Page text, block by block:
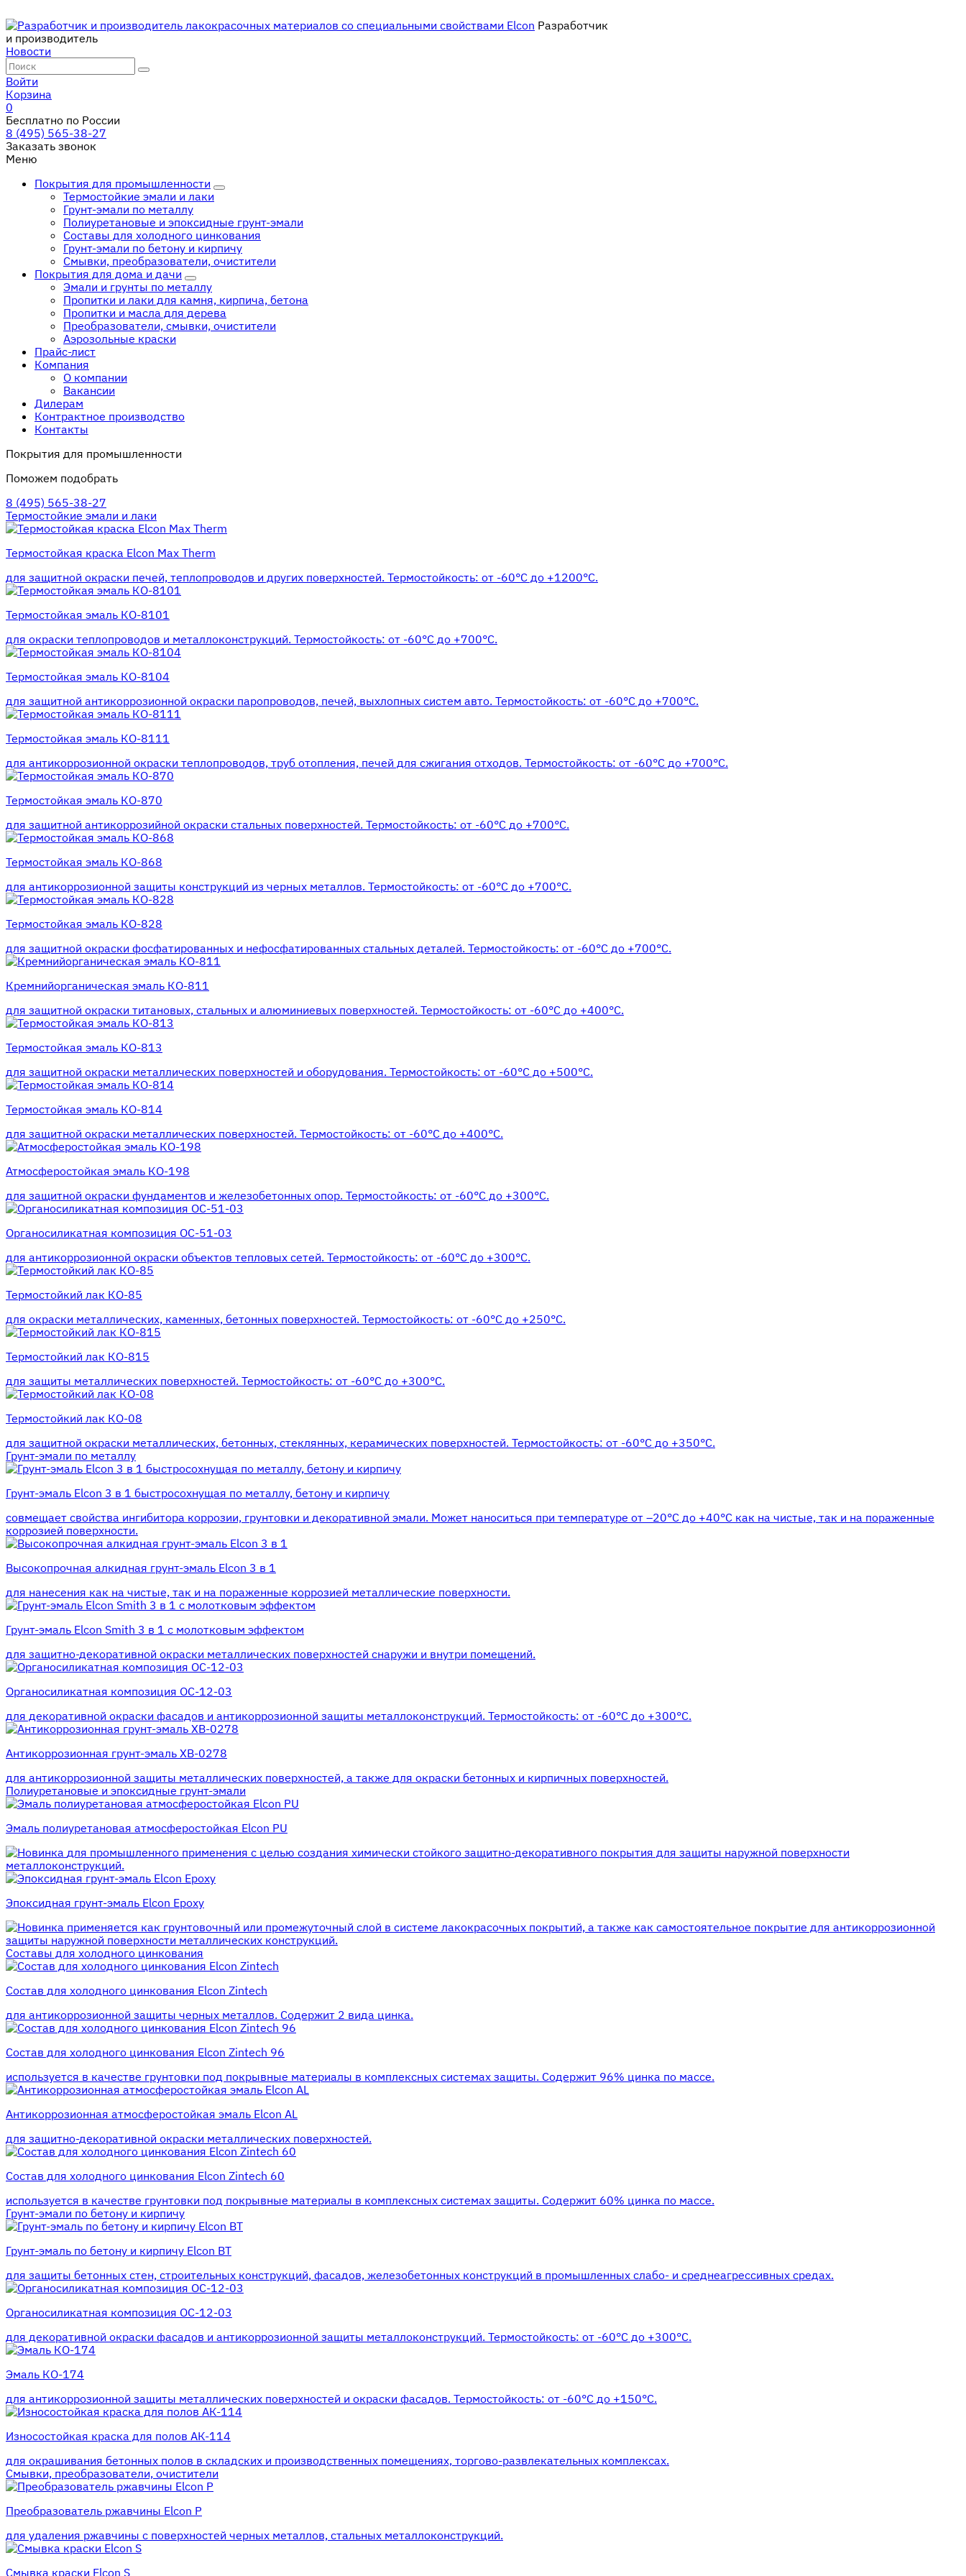
Разработчик
и производитель
Новости
Войти
Корзина
0
Бесплатно по России
8 (495) 565-38-27
Заказать звонок
Меню
Покрытия для промышленности
Термостойкие эмали и лаки
Грунт-эмали по металлу
Полиуретановые и эпоксидные грунт-эмали
Составы для холодного цинкования
Грунт-эмали по бетону и кирпичу
Смывки, преобразователи, очистители
Покрытия для дома и дачи
Эмали и грунты по металлу
Пропитки и лаки для камня, кирпича, бетона
Пропитки и масла для дерева
Преобразователи, смывки, очистители
Аэрозольные краски
Прайс-лист
Компания
О компании
Вакансии
Дилерам
Контрактное производство
Контакты
Покрытия для промышленности
Поможем подобрать
8 (495) 565-38-27
Термостойкие эмали и лаки
Термостойкая краска Elcon Max Therm
для защитной окраски печей, теплопроводов и других поверхностей. Термостойкость: от -60°С до +1200°С.
Термостойкая эмаль КО-8101
для окраски теплопроводов и металлоконструкций. Термостойкость: от -60°С до +700°С.
Термостойкая эмаль КО-8104
для защитной антикоррозионной окраски паропроводов, печей, выхлопных систем авто. Термостойкость: от -60°С до +700°С.
Термостойкая эмаль КО-8111
для антикоррозионной окраски теплопроводов, труб отопления, печей для сжигания отходов. Термостойкость: от -60°С до +700°С.
Термостойкая эмаль КО-870
для защитной антикоррозийной окраски стальных поверхностей. Термостойкость: от -60°С до +700°С.
Термостойкая эмаль КО-868
для антикоррозионной защиты конструкций из черных металлов. Термостойкость: от -60°С до +700°С.
Термостойкая эмаль КО-828
для защитной окраски фосфатированных и нефосфатированных стальных деталей. Термостойкость: от -60°С до +700°С.
Кремнийорганическая эмаль КО-811
для защитной окраски титановых, стальных и алюминиевых поверхностей. Термостойкость: от -60°С до +400°С.
Термостойкая эмаль КО-813
для защитной окраски металлических поверхностей и оборудования. Термостойкость: от -60°С до +500°С.
Термостойкая эмаль КО-814
для защитной окраски металлических поверхностей. Термостойкость: от -60°С до +400°С.
Атмосферостойкая эмаль КО-198
для защитной окраски фундаментов и железобетонных опор. Термостойкость: от -60°С до +300°С.
Органосиликатная композиция ОС-51-03
для антикоррозионной окраски объектов тепловых сетей. Термостойкость: от -60°С до +300°С.
Термостойкий лак КО-85
для окраски металлических, каменных, бетонных поверхностей. Термостойкость: от -60°С до +250°С.
Термостойкий лак КО-815
для защиты металлических поверхностей. Термостойкость: от -60°С до +300°С.
Термостойкий лак КО-08
для защитной окраски металлических, бетонных, стеклянных, керамических поверхностей. Термостойкость: от -60°С до +350°С.
Грунт-эмали по металлу
Грунт-эмаль Elcon 3 в 1 быстросохнущая по металлу, бетону и кирпичу
совмещает свойства ингибитора коррозии, грунтовки и декоративной эмали. Может наноситься при температуре от –20°С до +40°С как на чистые, так и на пораженные
коррозией поверхности.
Высокопрочная алкидная грунт-эмаль Elcon 3 в 1
для нанесения как на чистые, так и на пораженные коррозией металлические поверхности.
Грунт-эмаль Elcon Smith 3 в 1 с молотковым эффектом
для защитно-декоративной окраски металлических поверхностей снаружи и внутри помещений.
Органосиликатная композиция ОС-12-03
для декоративной окраски фасадов и антикоррозионной защиты металлоконструкций. Термостойкость: от -60°С до +300°С.
Антикоррозионная грунт-эмаль ХВ-0278
для антикоррозионной защиты металлических поверхностей, а также для окраски бетонных и кирпичных поверхностей.
Полиуретановые и эпоксидные грунт-эмали
Эмаль полиуретановая атмосферостойкая Elcon PU
для промышленного применения с целью создания химически стойкого защитно-декоративного покрытия для защиты наружной поверхности
металлоконструкций.
Эпоксидная грунт-эмаль Elcon Epoxy
применяется как грунтовочный или промежуточный слой в системе лакокрасочных покрытий, а также как самостоятельное покрытие для антикоррозионной
защиты наружной поверхности металлических конструкций.
Составы для холодного цинкования
Состав для холодного цинкования Elcon Zintech
для антикоррозионной защиты черных металлов. Содержит 2 вида цинка.
Состав для холодного цинкования Elcon Zintech 96
используется в качестве грунтовки под покрывные материалы в комплексных системах защиты. Cодержит 96% цинка по массе.
Антикоррозионная атмосферостойкая эмаль Elcon AL
для защитно-декоративной окраски металлических поверхностей.
Состав для холодного цинкования Elcon Zintech 60
используется в качестве грунтовки под покрывные материалы в комплексных системах защиты. Cодержит 60% цинка по массе.
Грунт-эмали по бетону и кирпичу
Грунт-эмаль по бетону и кирпичу Elcon BT
для защиты бетонных стен, строительных конструкций, фасадов, железобетонных конструкций в промышленных слабо- и среднеагрессивных средах.
Органосиликатная композиция ОС-12-03
для декоративной окраски фасадов и антикоррозионной защиты металлоконструкций. Термостойкость: от -60°С до +300°С.
Эмаль КО-174
для антикоррозионной защиты металлических поверхностей и окраски фасадов. Термостойкость: от -60°С до +150°С.
Износостойкая краска для полов АК-114
для окрашивания бетонных полов в складских и производственных помещениях, торгово-развлекательных комплексах.
Смывки, преобразователи, очистители
Преобразователь ржавчины Elcon P
для удаления ржавчины с поверхностей черных металлов, стальных металлоконструкций.
Смывка краски Elcon S